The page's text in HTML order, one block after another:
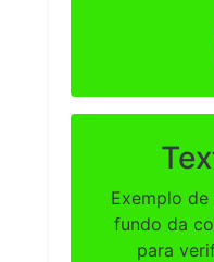
Exemplo
fundo da
para